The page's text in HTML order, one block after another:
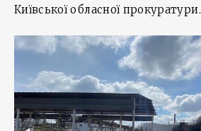
Київської обласної прокуратури.